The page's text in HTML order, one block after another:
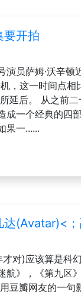
要开拍
演员萨姆·沃辛
，这一时间点相
延后。 从之前
成一个经典的四
果一......
(Avatar)<；
对)应该算是科
航》，《第九区
豆瓣网友的一句